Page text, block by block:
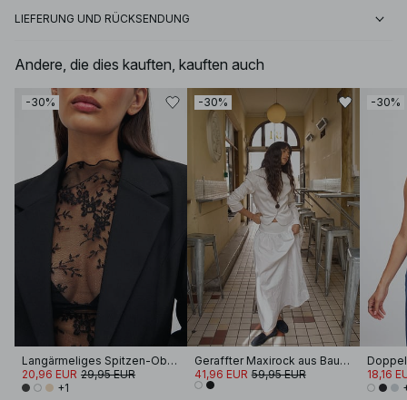
LIEFERUNG UND RÜCKSENDUNG
Andere, die dies kauften, kauften auch
-30%
Langärmeliges Spitzen-Oberteil
20,96 EUR 29,95 EUR
+1
-30%
Geraffter Maxirock aus Baumwolle
41,96 EUR 59,95 EUR
-30%
18,16